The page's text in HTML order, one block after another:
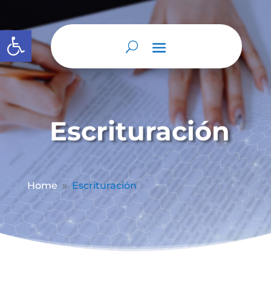
Abrir barra de herramientas
Escrituración
Home 9 Escrituración